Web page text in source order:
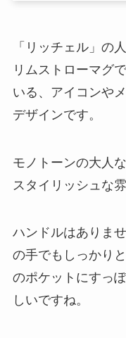
「リッチェル」の
リムストローマグ
いる、アイコンや
デザインです。
モノトーンの大人
スタイリッシュな雰
ハンドルはありま
の手でもしっかり
のポケットにすっ
しいですね。